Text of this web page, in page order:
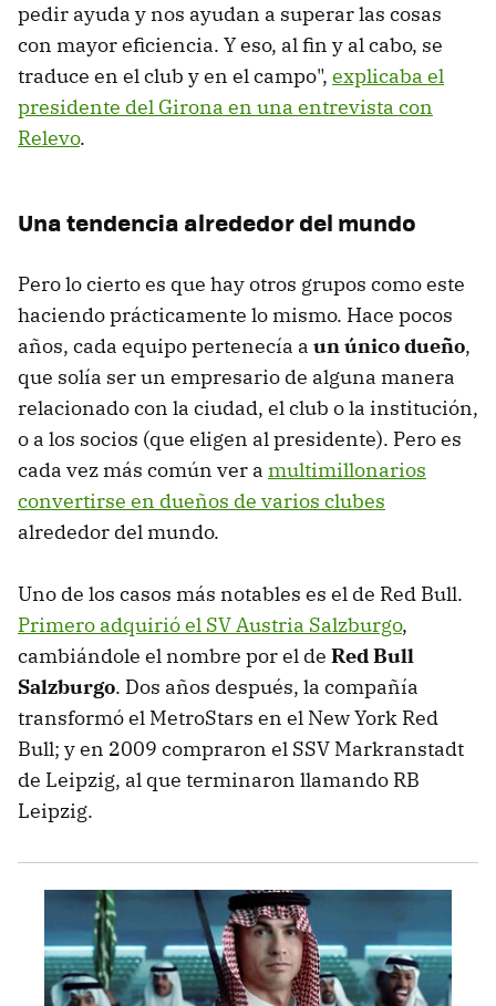
pedir ayuda y nos ayudan a superar las cosas
con mayor eficiencia. Y eso, al fin y al cabo, se
traduce en el club y en el campo", explicaba el
presidente del Girona en una entrevista con
Relevo.
Una tendencia alrededor del mundo
Pero lo cierto es que hay otros grupos como este
haciendo prácticamente lo mismo. Hace pocos
años, cada equipo pertenecía a un único dueño,
que solía ser un empresario de alguna manera
relacionado con la ciudad, el club o la institución,
o a los socios (que eligen al presidente). Pero es
cada vez más común ver a multimillonarios
convertirse en dueños de varios clubes
alrededor del mundo.
Uno de los casos más notables es el de Red Bull.
Primero adquirió el SV Austria Salzburgo,
cambiándole el nombre por el de Red Bull
Salzburgo. Dos años después, la compañía
transformó el MetroStars en el New York Red
Bull; y en 2009 compraron el SSV Markranstadt
de Leipzig, al que terminaron llamando RB
Leipzig.